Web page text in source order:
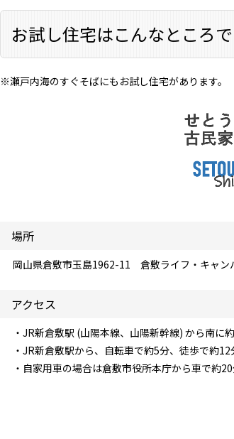
お試し住宅はこんなところで
※瀬戸内海のすぐそばにもお試し住宅があります。
場所
岡山県倉敷市玉島1962-11 倉敷ライフ・キャン
アクセス
・JR新倉敷駅 (山陽本線、山陽新幹線) から南に
・JR新倉敷駅から、自転車で約5分、徒歩で約
・自家用車の場合は倉敷市役所本庁から車で約